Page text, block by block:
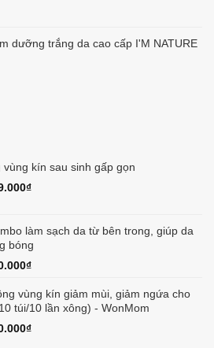
dưỡng trắng da cao cấp I'M NATURE
vùng kín sau sinh gấp gọn
₫Giá
là:
129.000₫.
làm sạch da từ bên trong, giúp da
bóng
₫Giá
tại
là:
vùng kín giảm mùi, giảm ngứa cho
túi/10 lần xông) - WonMom
₫Giá